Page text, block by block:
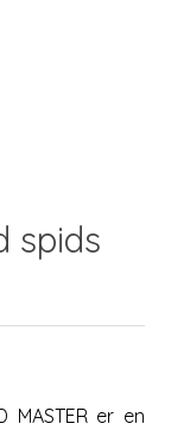
spids
MASTER er en